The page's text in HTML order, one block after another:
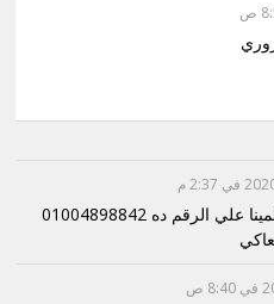
تحت امرك ممكن تكلمينا علي الرقم ده 01004898842